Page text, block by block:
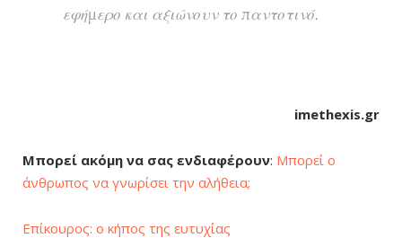
εφήμερο και αξιώνουν το παντοτινό.
imethexis.gr
Μπορεί ακόμη να σας ενδιαφέρουν: Μπορεί ο
άνθρωπος να γνωρίσει την αλήθεια;
Επίκουρος: ο κήπος της ευτυχίας